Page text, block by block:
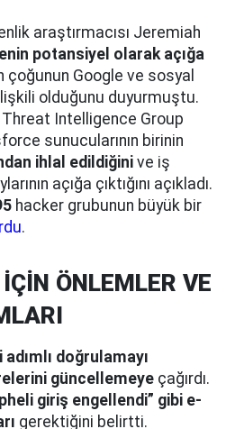
araştırmacısı Jeremiah
potansiyel olarak açığa
çoğunun Google ve sosyal
olduğunu duyurmuştu.
Intelligence Group
sunucularının birinin
ihlal edildiğini ve iş
açığa çıktığını açıkladı.
hacker grubunun büyük bir
.
ÖNLEMLER VE
adımlı doğrulamayı
güncellemeye çağırdı.
giriş engellendi” gibi e-
gerektiğini belirtti.